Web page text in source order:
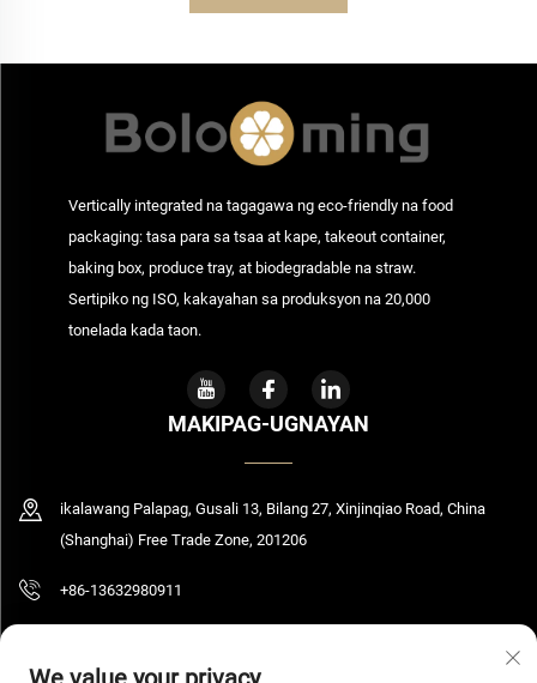
Vertically integrated na tagagawa ng eco-friendly na food
packaging: tasa para sa tsaa at kape, takeout container,
baking box, produce tray, at biodegradable na straw.
Sertipiko ng ISO, kakayahan sa produksyon na 20,000
tonelada kada taon.
MAKIPAG-UGNAYAN
ikalawang Palapag, Gusali 13, Bilang 27, Xinjinqiao Road, China
(Shanghai) Free Trade Zone, 201206
+86-13632980911